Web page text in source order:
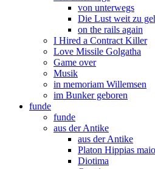
von unterwegs
Die Lust weit zu
on the rails again
I Hired a Contract Killer
Love Missile Golgatha
Game over
Musik
in memoriam Willemsen
im Bunker geboren
funde
funde
aus der Antike
aus der Antike
Platon Hippias
Diotima